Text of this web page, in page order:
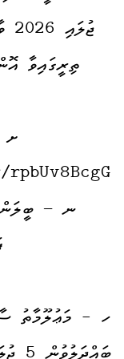
ތިރީގައިވާ
ނ –
ހ - މަޢުލޫމާތު